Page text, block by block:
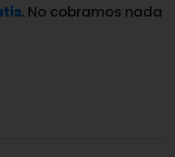
. No cobramos nada